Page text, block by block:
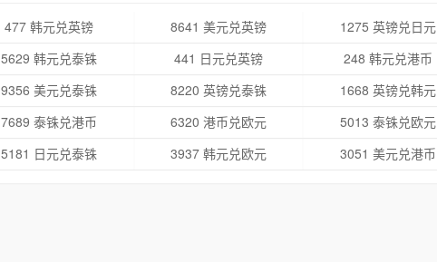
477 韩元兑英镑 8641 美元兑英镑
1275 英镑兑日元
5629 韩元兑泰铢 441 日元兑英镑
248 韩元兑港币
9356 美元兑泰铢 8220 英镑兑泰铢
1668 英镑兑韩元
7689 泰铢兑港币 6320 港币兑欧元
5013 泰铢兑欧元
5181 日元兑泰铢 3937 韩元兑欧元 3051 美元兑港币